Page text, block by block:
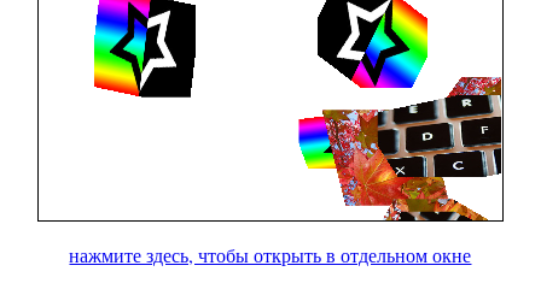
нажмите здесь, чтобы открыть в отдельном окне